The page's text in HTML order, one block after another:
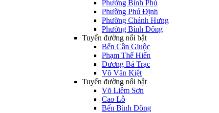
Phường Bình Phú
Phường Phú Định
Phường Chánh Hưng
Phường Bình Đông
Tuyến đường nổi bật
Bến Cần Giuộc
Phạm Thế Hiển
Dương Bá Trạc
Võ Văn Kiệt
Tuyến đường nổi bật
Võ Liêm Sơn
Cao Lỗ
Bến Bình Đông